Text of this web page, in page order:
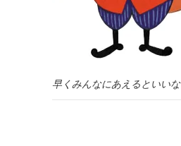
早くみんなにあえるといいな